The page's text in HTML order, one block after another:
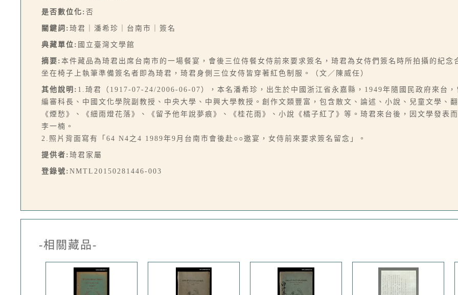
是否數位化: 否
關鍵詞: 琦君｜潘希珍｜台南市｜簽名
典藏單位: 國立臺灣文學館
摘要: 本件藏品為琦君出席台南市的一場餐宴，會後三位侍餐女侍前來要求簽名，琦君為女侍們簽名時所拍攝的紀
坐在椅子上執筆準備簽名者即為琦君，琦君身側三位女侍皆穿著紅色制服。（文／陳威任）
其他說明: 1.琦君（1917-07-24/2006-06-07），本名潘希珍，出生於中國浙江省永嘉縣，1949年隨國民政府來台
編審科長、中國文化學院副教授、中央大學、中興大學教授。創作文類豐富，包含散文、論述、小說、兒童文學、
《煙愁》、《細雨燈花落》、《留予他年說夢痕》、《桂花雨》、小說《橘子紅了》等。琦君來台後，因文學發表
李一楠。
2.照片背面寫有「64 N4之4 1989年9月台南市會後赴○○邀宴，女侍前來要求簽名留念」。
提供者: 琦君家屬
登錄號: NMTL20150281446-003
-相關藏品-